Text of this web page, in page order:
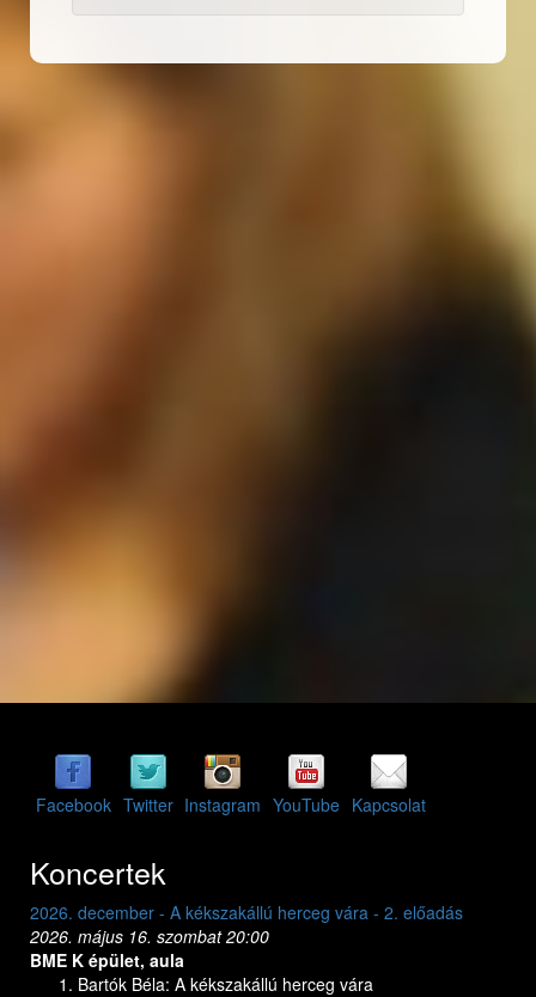
Facebook Twitter Instagram YouTube Kapcsolat
Koncertek
2026. december - A kékszakállú herceg vára - 1. előadás
2026. május 15. péntek 20:00
BME K épület, aula
Bartók Béla: A kékszakállú herceg vára